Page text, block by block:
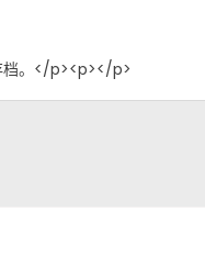
档。</p><p>‍</p>